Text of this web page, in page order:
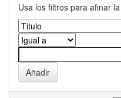
Usa los filtros para afinar